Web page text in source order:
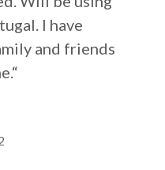
I have
and friends